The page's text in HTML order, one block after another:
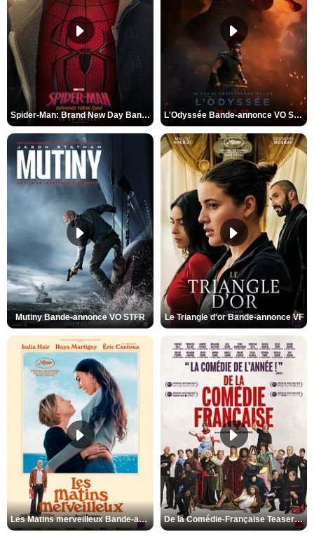
Spider-Man: Brand New Day Bande-annonce VO STFR L'Odyssée Bande-annonce VO STFR
Mutiny Bande-annonce VO STFR Le Triangle d'or Bande-annonce VF
Les Matins merveilleux Bande-annonce VF De la Comédie-Française Teaser VF